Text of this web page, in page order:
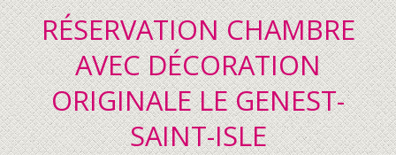
RÉSERVATION CHAMBRE
AVEC DÉCORATION
ORIGINALE LE GENEST-
SAINT-ISLE